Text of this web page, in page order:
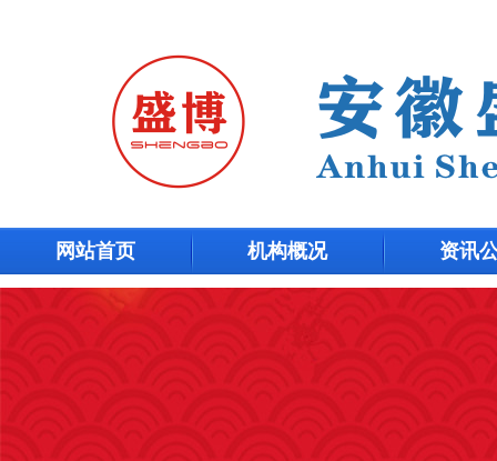
网站首页 机构概况 资讯